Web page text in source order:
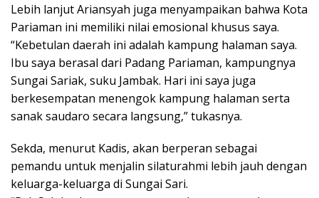
Lebih lanjut Ariansyah juga menyampaikan bahwa Kota
Pariaman ini memiliki nilai emosional khusus saya.
“Kebetulan daerah ini adalah kampung halaman saya.
Ibu saya berasal dari Padang Pariaman, kampungnya
Sungai Sariak, suku Jambak. Hari ini saya juga
berkesempatan menengok kampung halaman serta
sanak saudaro secara langsung,” tukasnya.
Sekda, menurut Kadis, akan berperan sebagai
pemandu untuk menjalin silaturahmi lebih jauh dengan
keluarga-keluarga di Sungai Sari.